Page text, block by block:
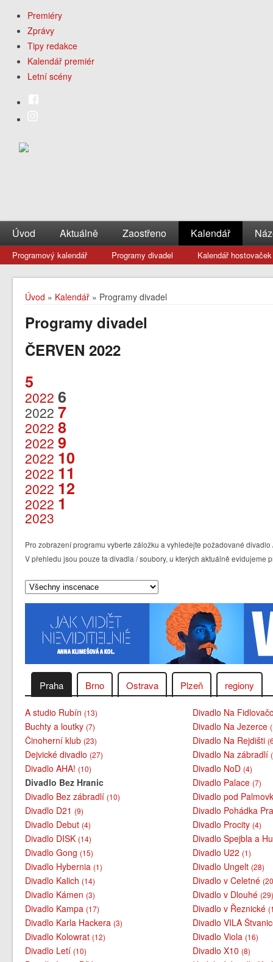
Premiéry
Zprávy
Tipy redakce
Kalendář premiér
Letní scény
Úvod Aktuálně Zaostřeno Kalendář
Programový kalendář Programy divadel Kalendář hostovaček
Úvod » Kalendář » Programy divadel
Programy divadel
ČERVEN 2022
5
2022 6
2022 7
2022 8
2022 9
2022 10
2022 11
2022 12
2022 1
2023
Pro zobrazení programu vyberte záložku a vyhledejte požadované
V přehledu jsou pouze ta divadla / soubory, u kterých aktuálně evidujeme
Praha Brno Ostrava Plzeň regiony
A studio Rubín(13)
Buchty a loutky(7)
Činoherní klub(23)
Dejvické divadlo(27)
Divadlo AHA!(10)
Divadlo Bez Hranic
Divadlo Bez zábradlí(10)
Divadlo D21(9)
Divadlo Debut(4)
Divadlo DISK(14)
Divadlo Gong(15)
Divadlo Hybernia(1)
Divadlo Kalich(14)
Divadlo Kámen(3)
Divadlo Kampa(17)
Divadlo Karla Hackera(3)
Divadlo Kolowrat(12)
Divadlo Letí(10)
Divadlo Na
Divadlo Na Jezerce
Divadlo Na Rejdišti
Divadlo Na zábradlí
Divadlo NoD(4)
Divadlo Palace(7)
Divadlo pod
Divadlo Pohádka
Divadlo Procity(4)
Divadlo Spejbla a
Divadlo U22(1)
Divadlo Ungelt(28)
Divadlo v Celetné
Divadlo v Dlouhé
Divadlo v Řeznické
Divadlo VILA
Divadlo Viola(16)
Divadlo X10(8)